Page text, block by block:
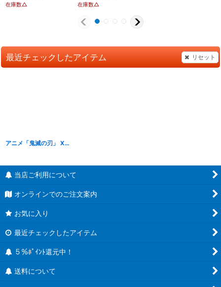
在庫数△ 在庫数△
最近チェックしたアイテム リセット
アニメ「鬼滅の刃」 XrossLink フィギュア 不死川実弥 －柱稽古編－
当店ご利用について
オンラインでのご注文案内
お気に入り
最近チェックしたアイテム
５％ﾎﾟｲﾝﾄ還元中！
送料について